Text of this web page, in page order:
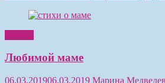
Любимой маме
06.03.201906.03.2019 Марина